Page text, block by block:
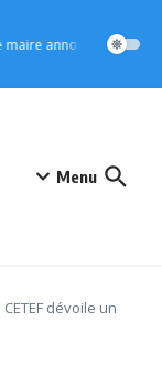
annonce des
Menu
dévoile un